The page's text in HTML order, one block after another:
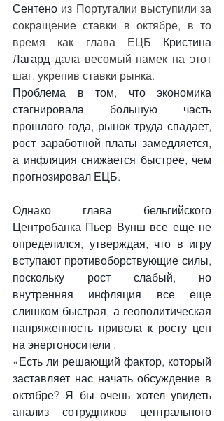
Сентено из Португалии выступили за
сокращение ставки в октябре, в то
время как глава ЕЦБ Кристина
Лагард дала весомый намек на этот
шаг, укрепив ставки рынка.
Проблема в том, что экономика
стагнировала большую часть
прошлого года, рынок труда спадает,
рост заработной платы замедляется,
а инфляция снижается быстрее, чем
прогнозировал ЕЦБ.
Однако глава бельгийского
Центробанка Пьер Вунш все еще не
определился, утверждая, что в игру
вступают противоборствующие силы,
поскольку рост слабый, но
внутренняя инфляция все еще
слишком быстрая, а геополитическая
напряженность привела к росту цен
на энергоносители .
«Есть ли решающий фактор, который
заставляет нас начать обсуждение в
октябре? Я бы очень хотел увидеть
анализ сотрудников центрального